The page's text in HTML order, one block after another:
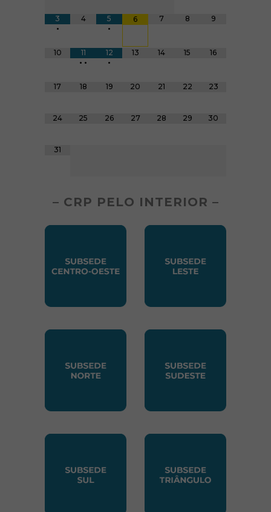
3
•
4
5
•
6 7 8 9
10
11
• •
12
•
13 14 15 16
17 18 19 20 21 22 23
24 25 26 27 28 29 30
31
– CRP PELO INTERIOR –